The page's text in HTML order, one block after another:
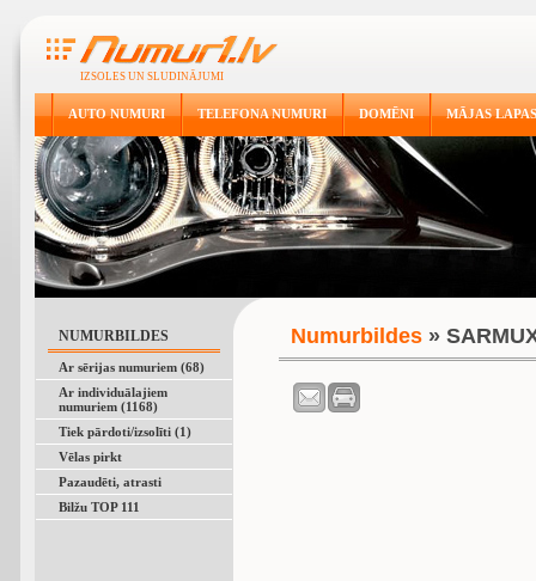
IZSOLES UN SLUDINĀJUMI
AUTO NUMURI TELEFONA NUMURI DOMĒNI MĀJAS LAPAS
NUMURBILDES
Ar sērijas numuriem (68)
Ar individuālajiem
numuriem (1168)
Tiek pārdoti/izsolīti (1)
Vēlas pirkt
Pazaudēti, atrasti
Bilžu TOP 111
Numurbildes»